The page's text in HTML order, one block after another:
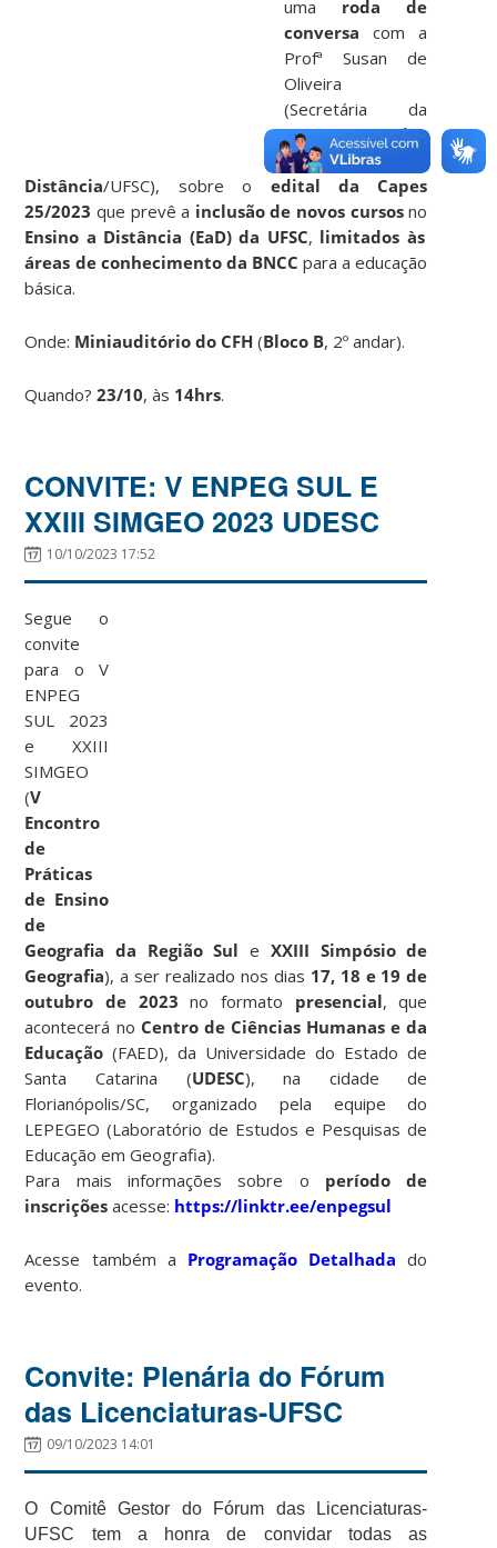
uma roda de
conversa com a
Profª Susan de
Oliveira
(Secretária da
SEAD/Secretaria
de Educação a
Distância/UFSC), sobre o edital da Capes
25/2023 que prevê a inclusão de novos cursosno
Ensino a Distância (EaD) da UFSC, limitados às
áreas de conhecimento da BNCC para a educação
básica.
Onde: Miniauditório do CFH (Bloco B, 2º andar).
Quando?23/10, às 14hrs.
CONVITE: V ENPEG SUL E
XXIII SIMGEO 2023 UDESC
10/10/2023 17:52
Segue o
convite
para o V
ENPEG
SUL 2023
e XXIII
SIMGEO
(V
Encontro
de
Práticas
de Ensino
de
Geografia da Região Sul e XXIII Simpósio de
Geografia), a ser realizado nos dias 17, 18 e 19 de
outubro de 2023 no formato presencial, que
acontecerá no Centro de Ciências Humanas e da
Educação (FAED), da Universidade do Estado de
Santa Catarina (UDESC), na cidade de
Florianópolis/SC, organizado pela equipe do
LEPEGEO (Laboratório de Estudos e Pesquisas de
Educação em Geografia).
Para mais informações sobre o período de
inscrições acesse: https://linktr.ee/enpegsul
Acesse também a Programação Detalhada do
evento.
Convite: Plenária do Fórum
das Licenciaturas-UFSC
09/10/2023 14:01
O Comitê Gestor do Fórum das Licenciaturas-
UFSC tem a honra de convidar todas as